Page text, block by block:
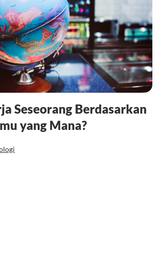
Seseorang Berdasarkan
yang Mana?